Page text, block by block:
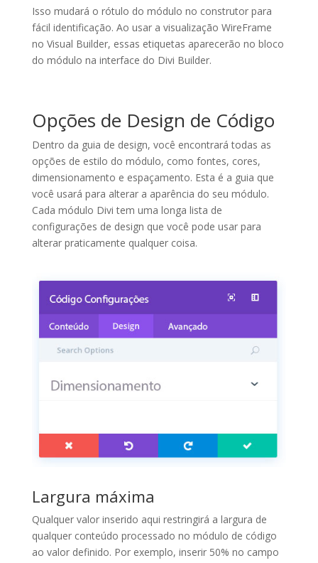
Isso mudará o rótulo do módulo no construtor para
fácil identificação. Ao usar a visualização WireFrame
no Visual Builder, essas etiquetas aparecerão no bloco
do módulo na interface do Divi Builder.
Opções de Design de Código
Dentro da guia de design, você encontrará todas as
opções de estilo do módulo, como fontes, cores,
dimensionamento e espaçamento. Esta é a guia que
você usará para alterar a aparência do seu módulo.
Cada módulo Divi tem uma longa lista de
configurações de design que você pode usar para
alterar praticamente qualquer coisa.
Largura máxima
Qualquer valor inserido aqui restringirá a largura de
qualquer conteúdo processado no módulo de código
ao valor definido. Por exemplo, inserir 50% no campo